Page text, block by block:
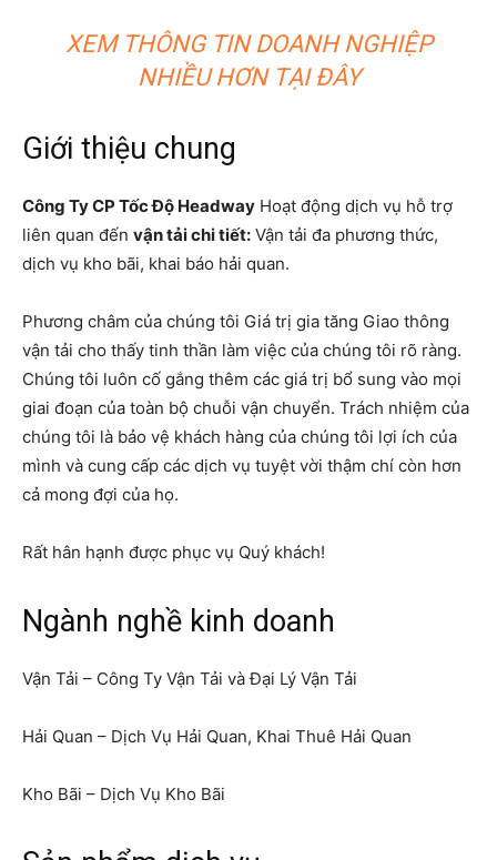
XEM THÔNG TIN DOANH NGHIỆP
NHIỀU HƠN TẠI ĐÂY
Giới thiệu chung
Công Ty CP Tốc Độ Headway Hoạt động dịch vụ hỗ trợ
liên quan đến vận tải chi tiết: Vận tải đa phương thức,
dịch vụ kho bãi, khai báo hải quan.
Phương châm của chúng tôi Giá trị gia tăng Giao thông
vận tải cho thấy tinh thần làm việc của chúng tôi rõ ràng.
Chúng tôi luôn cố gắng thêm các giá trị bổ sung vào mọi
giai đoạn của toàn bộ chuỗi vận chuyển. Trách nhiệm của
chúng tôi là bảo vệ khách hàng của chúng tôi lợi ích của
mình và cung cấp các dịch vụ tuyệt vời thậm chí còn hơn
cả mong đợi của họ.
Rất hân hạnh được phục vụ Quý khách!
Ngành nghề kinh doanh
Vận Tải – Công Ty Vận Tải và Đại Lý Vận Tải
Hải Quan – Dịch Vụ Hải Quan, Khai Thuê Hải Quan
Kho Bãi – Dịch Vụ Kho Bãi